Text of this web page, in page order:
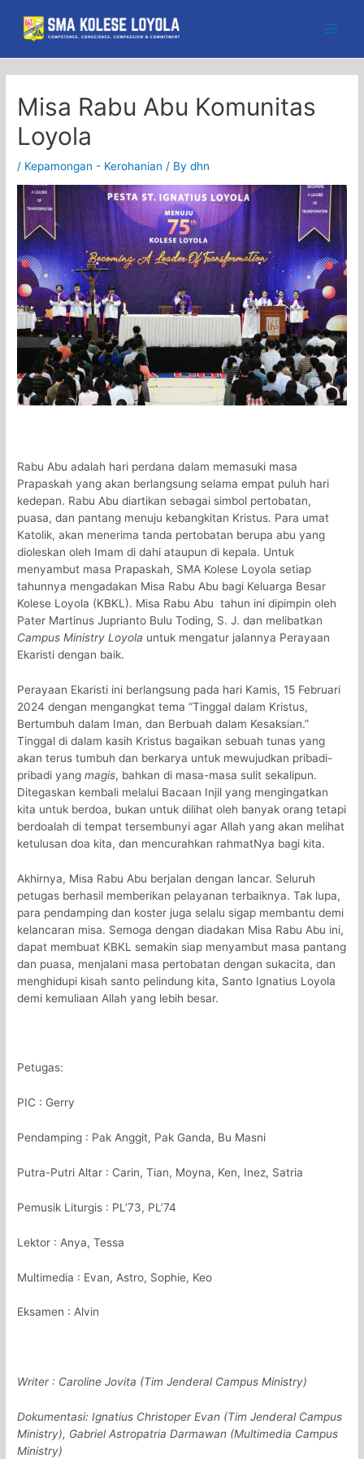
content
Misa Rabu Abu Komunitas
Loyola
/ Kepamongan - Kerohanian / Bydhn
Rabu Abu adalah hari perdana dalam memasuki masa
Prapaskah yang akan berlangsung selama empat puluh hari
kedepan. Rabu Abu diartikan sebagai simbol pertobatan,
puasa, dan pantang menuju kebangkitan Kristus. Para umat
Katolik, akan menerima tanda pertobatan berupa abu yang
dioleskan oleh Imam di dahi ataupun di kepala. Untuk
menyambut masa Prapaskah, SMA Kolese Loyola setiap
tahunnya mengadakan Misa Rabu Abu bagi Keluarga Besar
Kolese Loyola (KBKL). Misa Rabu Abu tahun ini dipimpin oleh
Pater Martinus Juprianto Bulu Toding, S. J. dan melibatkan
Campus Ministry Loyola untuk mengatur jalannya Perayaan
Ekaristi dengan baik.
Perayaan Ekaristi ini berlangsung pada hari Kamis, 15 Februari
2024 dengan mengangkat tema “Tinggal dalam Kristus,
Bertumbuh dalam Iman, dan Berbuah dalam Kesaksian.”
Tinggal di dalam kasih Kristus bagaikan sebuah tunas yang
akan terus tumbuh dan berkarya untuk mewujudkan pribadi-
pribadi yangmagis, bahkan di masa-masa sulit sekalipun.
Ditegaskan kembali melalui Bacaan Injil yang mengingatkan
kita untuk berdoa, bukan untuk dilihat oleh banyak orang tetapi
berdoalah di tempat tersembunyi agar Allah yang akan melihat
ketulusan doa kita, dan mencurahkan rahmatNya bagi kita.
Akhirnya, Misa Rabu Abu berjalan dengan lancar. Seluruh
petugas berhasil memberikan pelayanan terbaiknya. Tak lupa,
para pendamping dan koster juga selalu sigap membantu demi
kelancaran misa. Semoga dengan diadakan Misa Rabu Abu ini,
dapat membuat KBKL semakin siap menyambut masa pantang
dan puasa, menjalani masa pertobatan dengan sukacita, dan
menghidupi kisah santo pelindung kita, Santo Ignatius Loyola
demi kemuliaan Allah yang lebih besar.
Petugas:
PIC : Gerry
Pendamping : Pak Anggit, Pak Ganda, Bu Masni
Putra-Putri Altar : Carin, Tian, Moyna, Ken, Inez, Satria
Pemusik Liturgis : PL’73, PL’74
Lektor : Anya, Tessa
Multimedia : Evan, Astro, Sophie, Keo
Eksamen : Alvin
Writer : Caroline Jovita (Tim Jenderal Campus Ministry)
Dokumentasi: Ignatius Christoper Evan (Tim Jenderal Campus
Ministry), Gabriel Astropatria Darmawan (Multimedia Campus
Ministry)